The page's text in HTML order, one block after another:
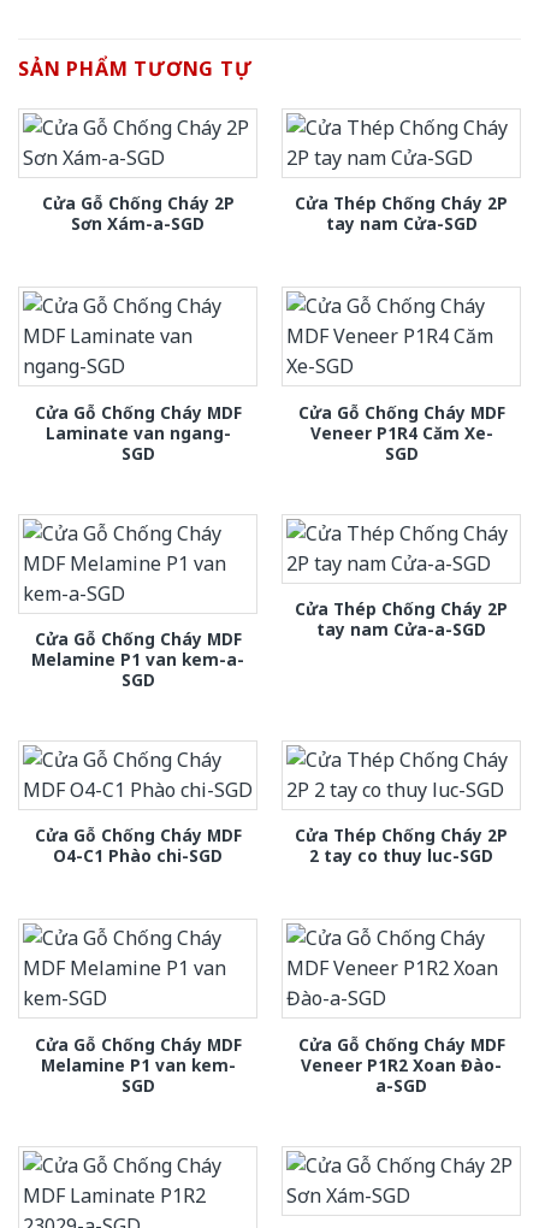
SẢN PHẨM TƯƠNG TỰ
Cửa Gỗ Chống Cháy 2P
Sơn Xám-a-SGD
Cửa Thép Chống Cháy 2P
tay nam Cửa-SGD
Cửa Gỗ Chống Cháy MDF
Laminate van ngang-
SGD
Cửa Gỗ Chống Cháy MDF
Veneer P1R4 Căm Xe-
SGD
Cửa Gỗ Chống Cháy MDF
Melamine P1 van kem-a-
SGD
Cửa Thép Chống Cháy 2P
tay nam Cửa-a-SGD
Cửa Gỗ Chống Cháy MDF
O4-C1 Phào chi-SGD
Cửa Thép Chống Cháy 2P
2 tay co thuy luc-SGD
Cửa Gỗ Chống Cháy MDF
Melamine P1 van kem-
SGD
Cửa Gỗ Chống Cháy MDF
Veneer P1R2 Xoan Đào-
a-SGD